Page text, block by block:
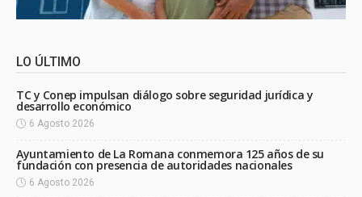
LO ÚLTIMO
TC y Conep impulsan diálogo sobre seguridad jurídica y
desarrollo económico
6 Agosto 2026
Ayuntamiento de La Romana conmemora 125 años de su
fundación con presencia de autoridades nacionales
6 Agosto 2026